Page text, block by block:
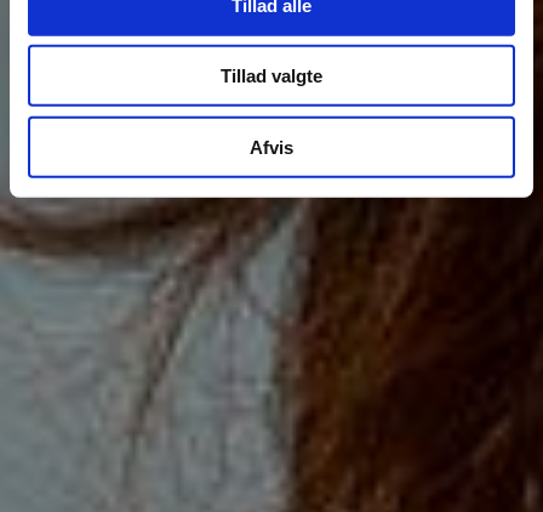
Tillad alle
Tillad valgte
Afvis